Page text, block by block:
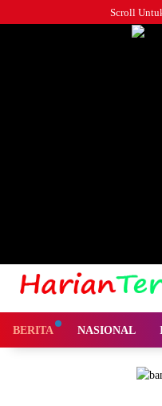
ke
Scroll
BERITA NASIONAL